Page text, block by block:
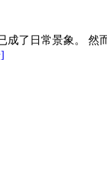
成了日常景象。